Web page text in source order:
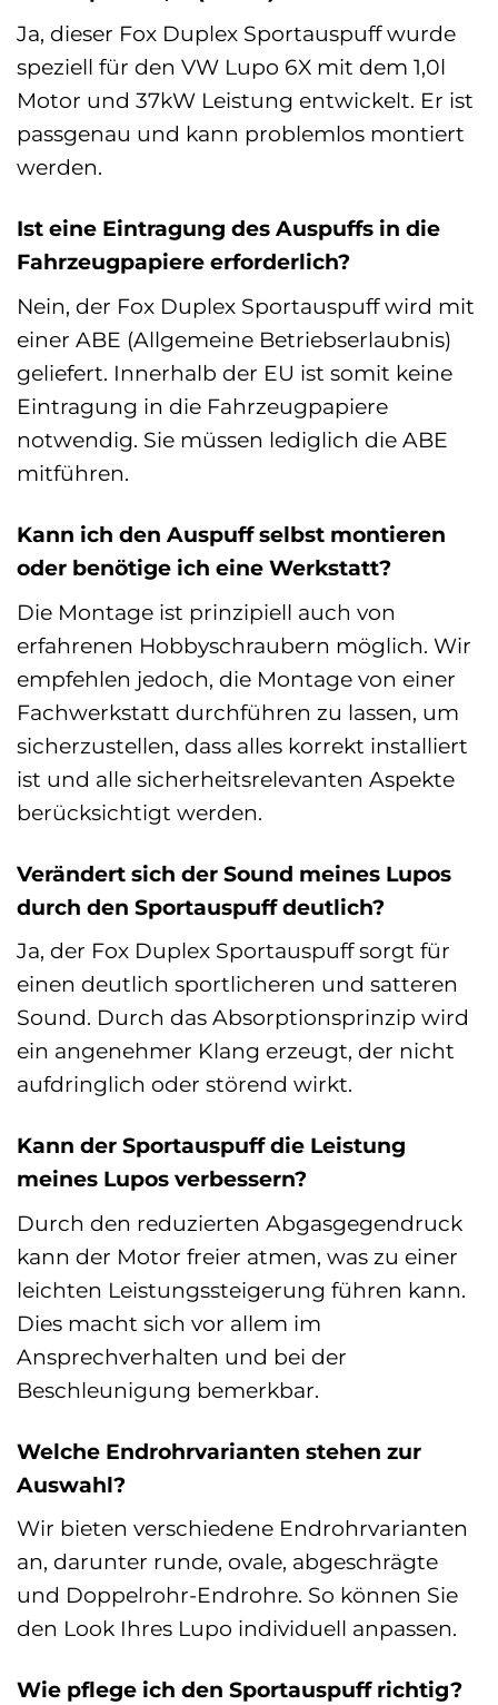
Ja, dieser Fox Duplex Sportauspuff wurde
speziell für den VW Lupo 6X mit dem 1,0l
Motor und 37kW Leistung entwickelt. Er ist
passgenau und kann problemlos montiert
werden.
Ist eine Eintragung des Auspuffs in die
Fahrzeugpapiere erforderlich?
Nein, der Fox Duplex Sportauspuff wird mit
einer ABE (Allgemeine Betriebserlaubnis)
geliefert. Innerhalb der EU ist somit keine
Eintragung in die Fahrzeugpapiere
notwendig. Sie müssen lediglich die ABE
mitführen.
Kann ich den Auspuff selbst montieren
oder benötige ich eine Werkstatt?
Die Montage ist prinzipiell auch von
erfahrenen Hobbyschraubern möglich. Wir
empfehlen jedoch, die Montage von einer
Fachwerkstatt durchführen zu lassen, um
sicherzustellen, dass alles korrekt installiert
ist und alle sicherheitsrelevanten Aspekte
berücksichtigt werden.
Verändert sich der Sound meines Lupos
durch den Sportauspuff deutlich?
Ja, der Fox Duplex Sportauspuff sorgt für
einen deutlich sportlicheren und satteren
Sound. Durch das Absorptionsprinzip wird
ein angenehmer Klang erzeugt, der nicht
aufdringlich oder störend wirkt.
Kann der Sportauspuff die Leistung
meines Lupos verbessern?
Durch den reduzierten Abgasgegendruck
kann der Motor freier atmen, was zu einer
leichten Leistungssteigerung führen kann.
Dies macht sich vor allem im
Ansprechverhalten und bei der
Beschleunigung bemerkbar.
Welche Endrohrvarianten stehen zur
Auswahl?
Wir bieten verschiedene Endrohrvarianten
an, darunter runde, ovale, abgeschrägte
und Doppelrohr-Endrohre. So können Sie
den Look Ihres Lupo individuell anpassen.
Wie pflege ich den Sportauspuff richtig?